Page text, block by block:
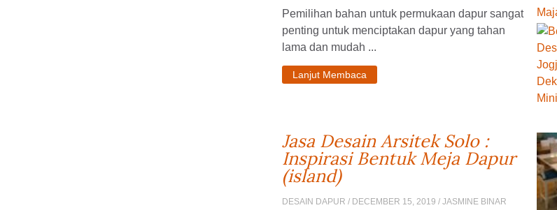
Pemilihan bahan untuk permukaan dapur sangat
penting untuk menciptakan dapur yang tahan
lama dan mudah ...
Lanjut Membaca
Jasa Desain Arsitek Solo :
Inspirasi Bentuk Meja Dapur
(island)
DESAIN DAPUR / DECEMBER 15, 2019 / JASMINE BINAR